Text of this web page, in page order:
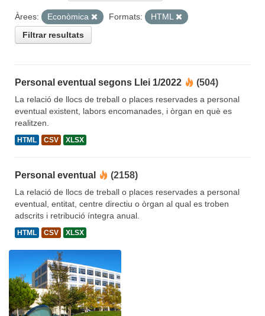
Àrees: Econòmica Formats:
HTML
Filtrar resultats
Personal eventual segons Llei 1/2022 (504)
La relació de llocs de treball o places reservades a personal
eventual existent, labors encomanades, i òrgan en què es
realitzen.
HTML CSV XLSX
Personal eventual (2158)
La relació de llocs de treball o places reservades a personal
eventual, entitat, centre directiu o òrgan al qual es troben
adscrits i retribució íntegra anual.
HTML CSV XLSX